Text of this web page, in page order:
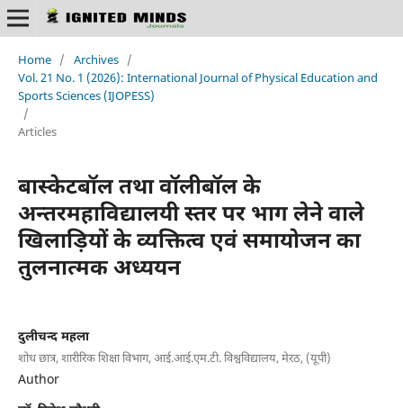
Home / Archives /
Vol. 21 No. 1 (2026): International Journal of Physical Education and
Sports Sciences (IJOPESS)
/
Articles
बास्केटबॉल तथा वॉलीबॉल के
अन्तरमहाविद्यालयी स्तर पर भाग लेने वाले
खिलाड़ियों के व्यक्तित्व एवं समायोजन का
तुलनात्मक अध्ययन
दुलीचन्द महला
शोध छात्र, शारीरिक शिक्षा विभाग, आई.आई.एम.टी. विश्वविद्यालय, मेरठ, (यूपी)
Author